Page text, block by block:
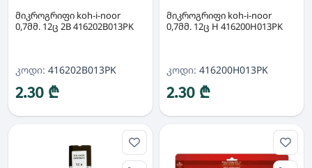
მიკროგრიფი koh-i-noor
0,7მმ. 12ც 2B 416202B013PK
კოდი: 416202B013PK
2.30 ₾
მიკროგრიფი koh-i-noor
0,7მმ. 12ც H 416200H013PK
კოდი: 416200H013PK
2.30 ₾